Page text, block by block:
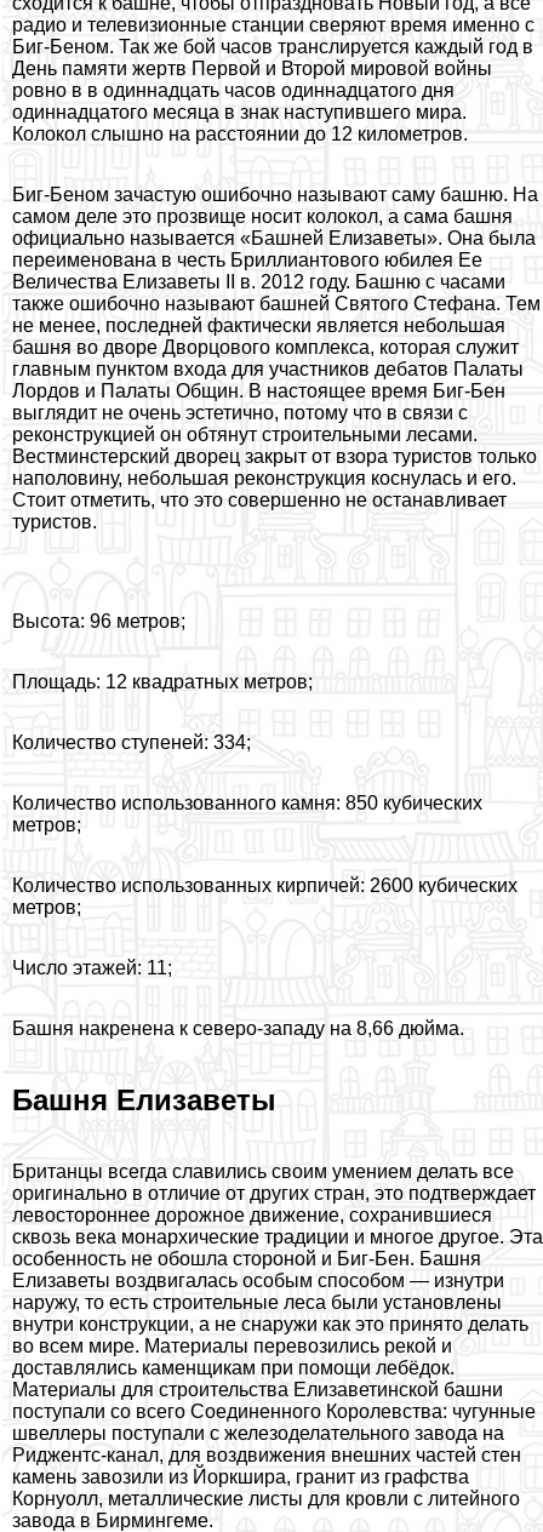
радио и телевизионные станции сверяют время именно с
Биг-Беном. Так же бой часов трaнcлируется каждый год в
День памяти жертв Первой и Второй мировой войны
ровно в в одиннадцать часов одиннадцатого дня
одиннадцатого месяца в знак наступившего мира.
Колокол слышно на расстоянии до 12 километров.
Биг-Беном зачастую ошибочно называют саму башню. На
самом деле это прозвище носит колокол, а сама башня
официально называется «Башней Елизаветы». Она была
переименована в честь Бриллиантового юбилея Ее
Величества Елизаветы II в. 2012 году. Башню с часами
также ошибочно называют башней Святого Стефана. Тем
не менее, последней фактически является небольшая
башня во дворе Дворцового комплекса, которая служит
главным пунктом входа для участников дебатов Палаты
Лордов и Палаты Общин. В настоящее время Биг-Бен
выглядит не очень эстетично, потому что в связи с
реконструкцией он обтянут строительными лесами.
Вестминстерский дворец закрыт от взора туристов только
наполовину, небольшая реконструкция коснулась и его.
Стоит отметить, что это совершенно не останавливает
туристов.
Высота: 96 метров;
Площадь: 12 квадратных метров;
Количество ступеней: 334;
Количество использованного камня: 850 кубических
метров;
Количество использованных кирпичей: 2600 кубических
метров;
Число этажей: 11;
Башня накренена к северо-западу на 8,66 дюйма.
Башня Елизаветы
Британцы всегда славились своим умением делать все
оригинально в отличие от других стран, это подтверждает
левостороннее дорожное движение, сохранившиеся
сквозь века монархические традиции и многое другое. Эта
особенность не обошла стороной и Биг-Бен. Башня
Елизаветы воздвигалась особым способом — изнутри
наружу, то есть строительные леса были установлены
внутри конструкции, а не снаружи как это принято делать
во всем мире. Материалы перевозились рекой и
доставлялись каменщикам при помощи лебёдок.
Материалы для строительства Елизаветинской башни
поступали со всего Соединенного Королевства: чугунные
швеллеры поступали с железоделательного завода на
Риджентс-канал, для воздвижения внешних частей стен
камень завозили из Йоркшира, гранит из графства
Корнуолл, металлические листы для кровли с литейного
завода в Бирмингеме.